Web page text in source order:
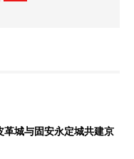
革城与固安永定城共建京